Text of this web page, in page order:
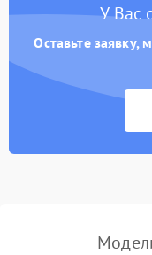
Неисправность
питания
неисправности кулера
пропадание диска
У Вас
Оставьте